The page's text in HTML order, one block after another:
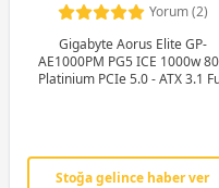
Yorum (2)
Gigabyte Aorus Elite GP-
AE1000PM PG5 ICE 1000w
Platinium PCIe 5.0 - ATX 3.1
Stoğa gelince haber ver